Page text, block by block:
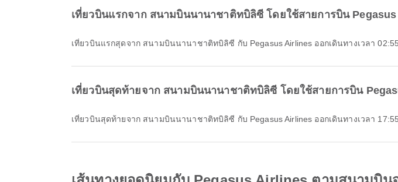
เที่ยวบินแรกจาก สนามบินนานาชาติทบิลิซี โดยใช้สายการบิน
เที่ยวบินแรกสุดจาก สนามบินนานาชาติทบิลิซี กับ Pegasus Airlines ออกเดินทางเวลา
เที่ยวบินสุดท้ายจาก สนามบินนานาชาติทบิลิซี โดยใช้สายการบิน
เที่ยวบินสุดท้ายจาก สนามบินนานาชาติทบิลิซี กับ Pegasus Airlines ออกเดินทางเวลา